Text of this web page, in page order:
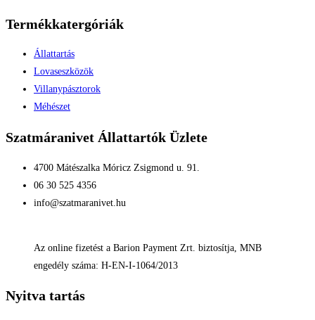
Termékkatergóriák
Állattartás
Lovaseszközök
Villanypásztorok
Méhészet
Szatmáranivet Állattartók Üzlete
4700 Mátészalka Móricz Zsigmond u. 91.
06 30 525 4356
info@szatmaranivet.hu
Az online fizetést a Barion Payment Zrt. biztosítja, MNB
engedély száma: H-EN-I-1064/2013
Nyitva tartás